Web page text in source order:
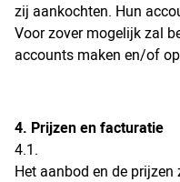
zij aankochten. Hun
Voor zover mogelijk zal
accounts maken en/of
4. Prijzen en facturatie
4.1.
Het aanbod en de